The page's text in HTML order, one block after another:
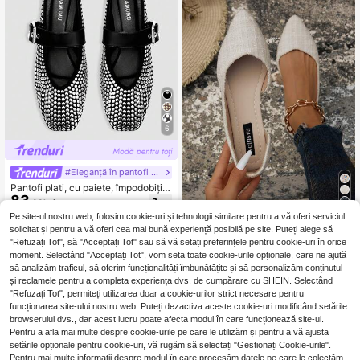
6
#Eleganță în pantofi cu talpă joasă
Pantofi plati, cu paiete, împodobiți c
u paiete, de ultimă generație, la mo
educeri de vară și sărbători
83,38Lei
7
EU Warehouse Pantofi de damă la mo
dă, toamna 2025, cu talpă plată, co
nfortabili și antiderapanți
78,06Lei
Pe site-ul nostru web, folosim cookie-uri și tehnologii similare pentru a vă oferi serviciul
solicitat și pentru a vă oferi cea mai bună experiență posibilă pe site. Puteți alege să
"Refuzați Tot", să "Acceptați Tot" sau să vă setați preferințele pentru cookie-uri în orice
moment. Selectând "Acceptați Tot", vom seta toate cookie-urile opționale, care ne ajută
să analizăm traficul, să oferim funcționalități îmbunătățite și să personalizăm conținutul
și reclamele pentru a completa experiența dvs. de cumpărare cu SHEIN. Selectând
"Refuzați Tot", permiteți utilizarea doar a cookie-urilor strict necesare pentru
funcționarea site-ului nostru web. Puteți dezactiva aceste cookie-uri modificând setările
browserului dvs., dar acest lucru poate afecta modul în care funcționează site-ul.
Pentru a afla mai multe despre cookie-urile pe care le utilizăm și pentru a vă ajusta
setările opționale pentru cookie-uri, vă rugăm să selectați "Gestionați Cookie-urile".
Pentru mai multe informații despre modul în care procesăm datele pe care le colectăm,